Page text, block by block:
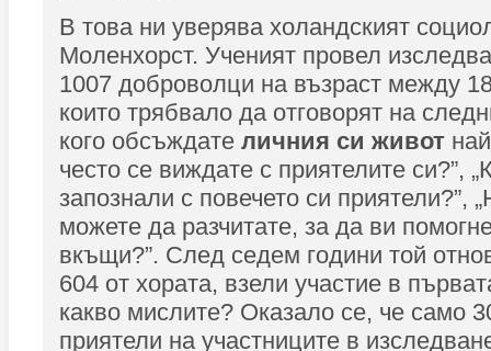
В това ни уверява холандският
Моленхорст. Ученият провел
1007 доброволци на възраст между
които трябвало да отговорят на
кого обсъждате личния си живот
често се виждате с приятелите си?”,
запознали с повечето си приятели?”,
можете да разчитате, за да ви
вкъщи?”. След седем години той
604 от хората, взели участие в
какво мислите? Оказало се, че само
приятели на участниците в